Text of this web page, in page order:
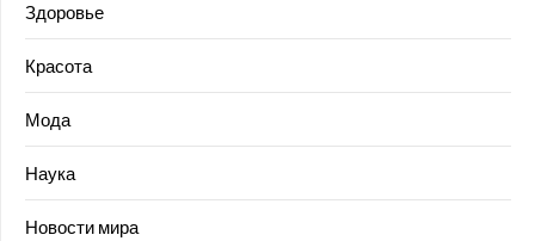
Здоровье
Красота
Мода
Наука
Новости мира